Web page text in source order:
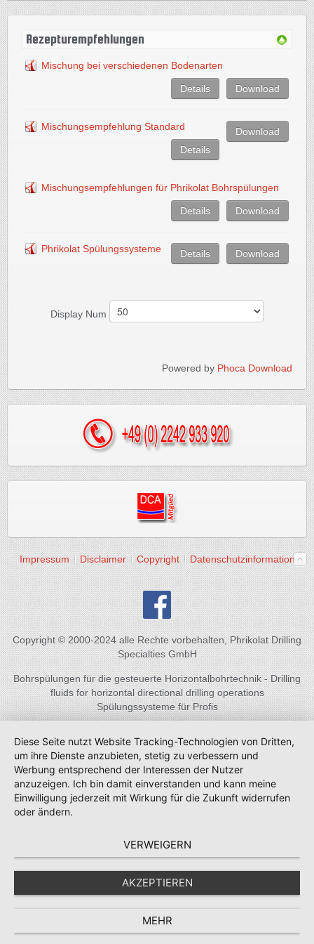
Rezepturempfehlungen
Mischung bei verschiedenen Bodenarten
Download
Details
Mischungsempfehlung Standard
Download
Details
Mischungsempfehlungen für Phrikolat Bohrspülungen
Download
Details
Phrikolat Spülungssysteme Download
Details
Display Num
Powered by Phoca Download
Impressum Disclaimer Copyright Datenschutzinformation
Copyright © 2000-2024 alle Rechte vorbehalten, Phrikolat Drilling
Specialties GmbH
Bohrspülungen für die gesteuerte Horizontalbohrtechnik - Drilling
fluids for horizontal directional drilling operations
Spülungssysteme für Profis
Diese Seite nutzt Website Tracking-Technologien von Dritten,
um ihre Dienste anzubieten, stetig zu verbessern und
Werbung entsprechend der Interessen der Nutzer
anzuzeigen. Ich bin damit einverstanden und kann meine
Einwilligung jederzeit mit Wirkung für die Zukunft widerrufen
oder ändern.
VERWEIGERN
AKZEPTIEREN
MEHR